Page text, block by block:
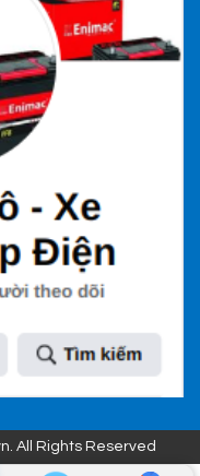
All Rights Reserved